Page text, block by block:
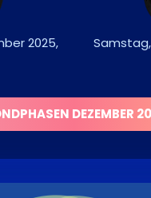
2025,
DEZEMBER